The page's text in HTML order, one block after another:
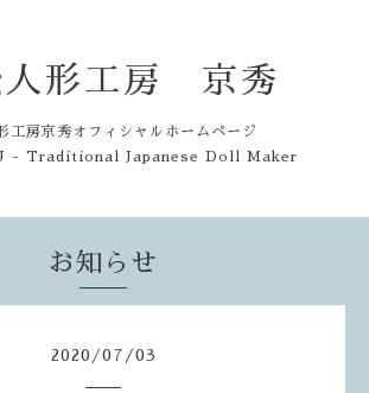
人形工房 京秀
工房京秀オフィシャルホームページ
- Traditional Japanese Doll Maker
お知らせ
2020 /07 /03